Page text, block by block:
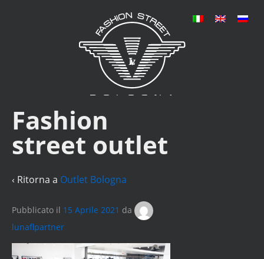
Fashion
street outlet
‹ Ritorna a Outlet Bologna
Pubblicato il 15 Aprile 2021 da
lunaflpartner